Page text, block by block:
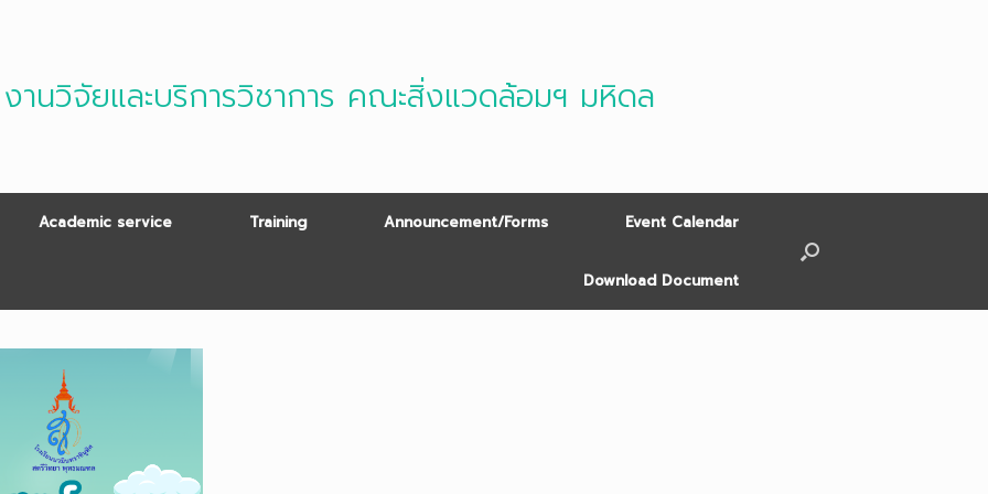
งานวิจัยและบริการวิชาการ คณะสิ่งแวดล้อมฯ มหิดล
Academic service Training Announcement/Forms Event Calendar
Download Document